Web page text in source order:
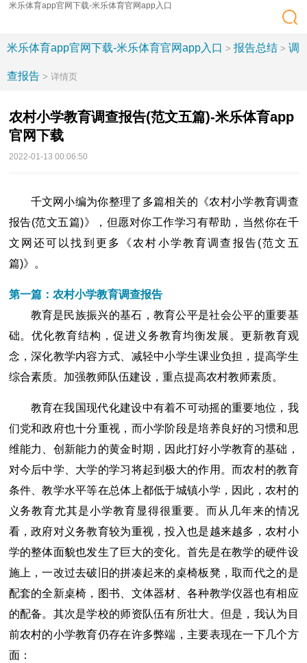
米乐体育app官网下载-米乐体育官网app入口
米乐体育app官网下载-米乐体育官网app入口 > 报告总结 > 调
查报告 > 详情页
农村小学教育调查报告(范文五篇)-米乐体育app
官网下载
2022-01-13 00:06:50
千文网小编为你整理了多篇相关的《农村小学教育调查
报告(范文五篇)》，但愿对你工作学习有帮助，当然你在千
文网还可以找到更多《农村小学教育调查报告(范文五
篇)》。
第一篇：农村小学教育调查报告
教育是民族振兴的基石，教育公平是社会公平的重要基
础。优化教育结构，促进义务教育均衡发展。更新教育观
念，深化教学内容方式、减轻中小学生课业负担，提高学生
综合素质。加强教师队伍建设，重点提高农村教师素质。
教育在我国现代化建设中有着不可动摇的重要地位，我
们党和政府也十分重视，而小学阶段是培养良好的习惯和思
维能力、创新能力的黄金时期，因此打好小学教育的基础，
对今后中学、大学的学习将起到极大的作用。而农村的教育
条件、教学水平等在总体上都低于城镇小学，因此，农村的
义务教育尤其是小学教育显得很重要。而从几年来的情况
看，政府对义务教育较为重视，投入也是越来越多，农村小
学的整体面貌也发生了巨大的变化。首先是在教学的硬件设
施上，一改过去破旧的拼凑起来的桌椅板凳，取而代之的是
配套的全新桌椅，图书、文体器材、各种教学仪器也有相应
的配备。其次是学校的师资队伍有所壮大。但是，我认为目
前农村的小学教育仍存在许多弊端，主要表现在一下几个方
面：